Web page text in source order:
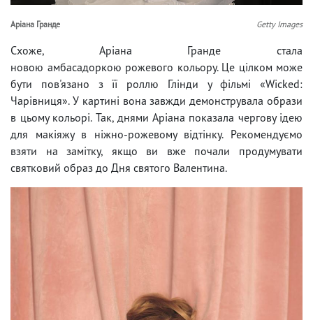
Аріана Гранде Getty Images
Схоже, Аріана Гранде стала
новою амбасадоркою рожевого кольору. Це цілком може
бути пов'язано з її роллю Глінди у фільмі «Wicked:
Чарівниця». У картині вона завжди демонструвала образи
в цьому кольорі. Так, днями Аріана показала чергову ідею
для макіяжу в ніжно-рожевому відтінку. Рекомендуємо
взяти на замітку, якщо ви вже почали продумувати
святковий образ до Дня святого Валентина.